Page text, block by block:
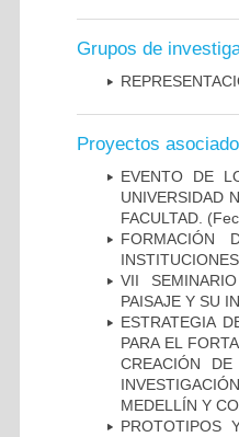
Grupos de
Proyectos
EVENTO DE
UNIVERSIDAD
FACULTAD.
FORMACIÓN
VII
PAISAJE Y SU
ESTRATEGIA
PARA EL
CREACIÓN
MEDELLÍN Y
PROTOTIPOS